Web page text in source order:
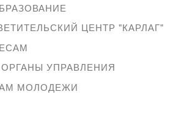
ЦЕНТР "КАРЛАГ"
УПРАВЛЕНИЯ
МОЛОДЕЖИ